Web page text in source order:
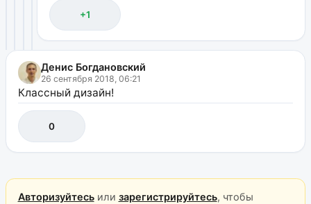
+1
Денис Богдановский
26 сентября 2018, 06:21
Классный дизайн!
0
Авторизуйтесьили зарегистрируйтесь, чтобы